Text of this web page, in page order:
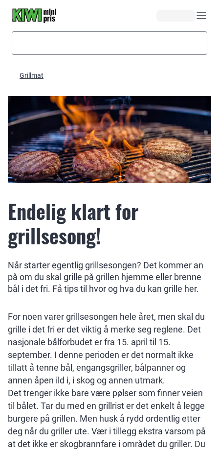
Grillmat
Endelig klart for
grillsesong!
Når starter egentlig grillsesongen? Det kommer an
på om du skal grille på grillen hjemme eller brenne
bål i det fri. Få tips til hvor og hva du kan grille her.
For noen varer grillsesongen hele året, men skal du
grille i det fri er det viktig å merke seg reglene. Det
nasjonale bålforbudet er fra 15. april til 15.
september. I denne perioden er det normalt ikke
tillatt å tenne bål, engangsgriller, bålpanner og
annen åpen ild i, i skog og annen utmark.
Det trenger ikke bare være pølser som finner veien
til bålet. Tar du med en grillrist er det enkelt å legge
burgere på grillen. Men husk å rydd ordentlig etter
deg når du griller ute. Vær i tillegg ekstra varsom på
at det ikke er skogbrannfare i området du griller. Du